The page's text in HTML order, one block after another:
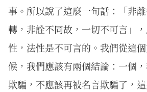
事。所以說了這麼一句話：「非
轉，非詮不同故，一切不可言」
性，法性是不可言的。我們從這
候，我們應該有兩個結論：一個
欺騙，不應該再被名言欺騙了，